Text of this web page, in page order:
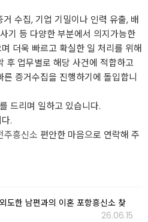
수집, 기업 기밀이나 인력 유출, 배
기 등 다양한 부분에서 의지가능한
더욱 빠르고 확실한 일 처리를 위해
후 업무별로 해당 사건에 적합하고
증거수집을 진행하기에 돌입합니
드리며 일하고 있습니다.
.
주흥신소 편안한 마음으로 연락해 주
도한 남편과의 이혼 포항흥신소 찾
26.06.15